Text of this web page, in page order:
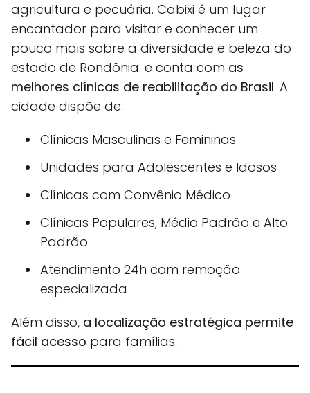
agricultura e pecuária. Cabixi é um lugar
encantador para visitar e conhecer um
pouco mais sobre a diversidade e beleza do
estado de Rondônia. e conta com as
melhores clínicas de reabilitação do Brasil. A
cidade dispõe de:
Clínicas Masculinas e Femininas
Unidades para Adolescentes e Idosos
Clínicas com Convênio Médico
Clínicas Populares, Médio Padrão e Alto
Padrão
Atendimento 24h com remoção
especializada
Além disso, a localização estratégica permite
fácil acesso para famílias.